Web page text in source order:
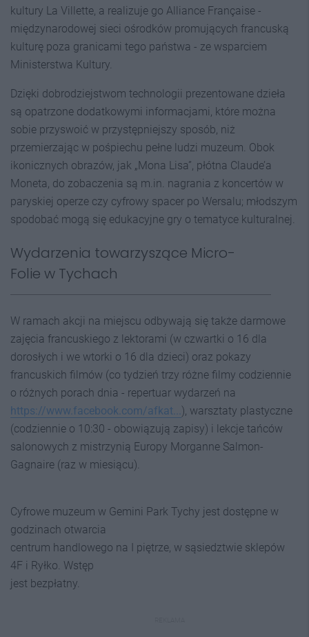
kultury La Villette, a realizuje go Alliance Française -
międzynarodowej sieci ośrodków promujących francuską
kulturę poza granicami tego państwa - ze wsparciem
Ministerstwa Kultury.
Dzięki dobrodziejstwom technologii prezentowane dzieła
są opatrzone dodatkowymi informacjami, które można
sobie przyswoić w przystępniejszy sposób, niż
przemierzając w pośpiechu pełne ludzi muzeum. Obok
ikonicznych obrazów, jak „Mona Lisa”, płótna Claude’a
Moneta, do zobaczenia są m.in. nagrania z koncertów w
paryskiej operze czy cyfrowy spacer po Wersalu; młodszym
spodobać mogą się edukacyjne gry o tematyce kulturalnej.
Wydarzenia towarzyszące Micro-
Folie w Tychach
W ramach akcji na miejscu odbywają się także darmowe
zajęcia francuskiego z lektorami (w czwartki o 16 dla
dorosłych i we wtorki o 16 dla dzieci) oraz pokazy
francuskich filmów (co tydzień trzy różne filmy codziennie
o różnych porach dnia - repertuar wydarzeń na
https://www.facebook.com/afkat... ), warsztaty plastyczne
(codziennie o 10:30 - obowiązują zapisy) i lekcje tańców
salonowych z mistrzynią Europy Morganne Salmon-
Gagnaire (raz w miesiącu).
Cyfrowe muzeum w Gemini Park Tychy jest dostępne w
godzinach otwarcia
centrum handlowego na I piętrze, w sąsiedztwie sklepów
4F i Ryłko. Wstęp
jest bezpłatny.